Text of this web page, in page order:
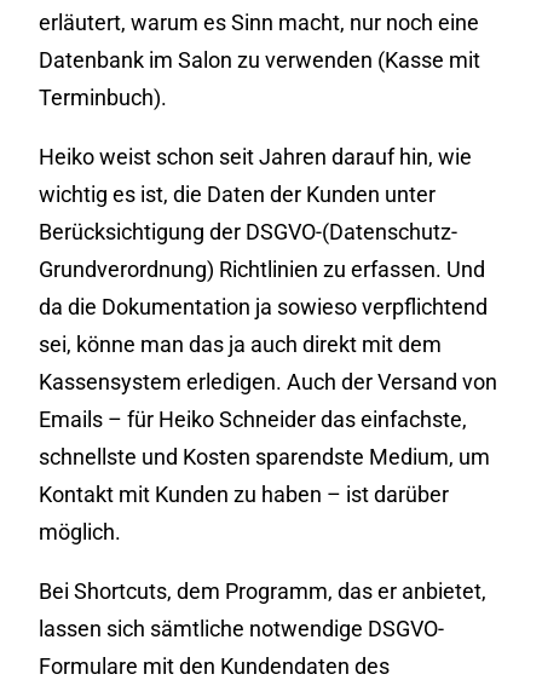
erläutert, warum es Sinn macht, nur noch eine
Datenbank im Salon zu verwenden (Kasse mit
Terminbuch).
Heiko weist schon seit Jahren darauf hin, wie
wichtig es ist, die Daten der Kunden unter
Berücksichtigung der DSGVO-(Datenschutz-
Grundverordnung) Richtlinien zu erfassen. Und
da die Dokumentation ja sowieso verpflichtend
sei, könne man das ja auch direkt mit dem
Kassensystem erledigen. Auch der Versand von
Emails – für Heiko Schneider das einfachste,
schnellste und Kosten sparendste Medium, um
Kontakt mit Kunden zu haben – ist darüber
möglich.
Bei Shortcuts, dem Programm, das er anbietet,
lassen sich sämtliche notwendige DSGVO-
Formulare mit den Kundendaten des